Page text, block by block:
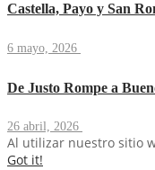
Castella, Payo y San
6 mayo, 2026
De Justo Rompe a
26 abril, 2026
Al utilizar nuestro sitio
Got it!